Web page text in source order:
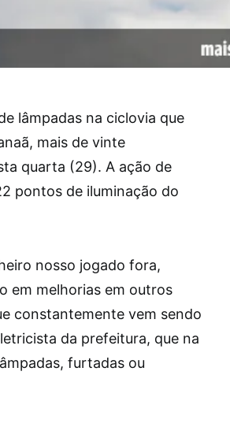
lâmpadas na ciclovia que
mais de vinte
quarta (29). A ação de
pontos de iluminação do
nosso jogado fora,
em melhorias em outros
constantemente vem sendo
da prefeitura, que na
furtadas ou